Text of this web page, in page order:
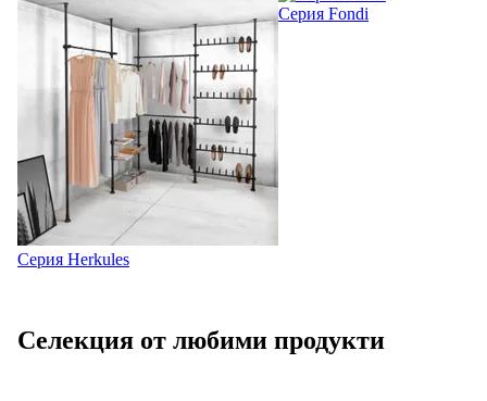
Серия Herkules
Серия Fondi
Селекция от любими продукти